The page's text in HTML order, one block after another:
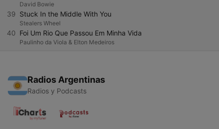
David Bowie
39 Stuck In the Middle With You
Stealers Wheel
40 Foi Um Rio Que Passou Em Minha Vida
Paulinho da Viola & Elton Medeiros
Radios Argentinas
Radios y Podcasts